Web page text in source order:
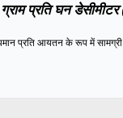
प्रति घन डेसीमीटर
प्रति आयतन के रूप में